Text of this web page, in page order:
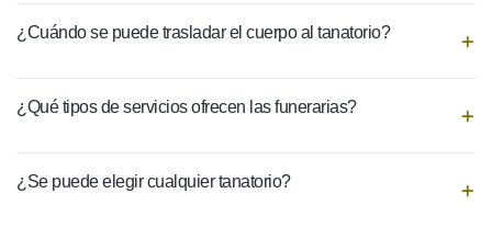
¿Cuándo se puede trasladar el cuerpo al tanatorio?
¿Qué tipos de servicios ofrecen las funerarias?
¿Se puede elegir cualquier tanatorio?